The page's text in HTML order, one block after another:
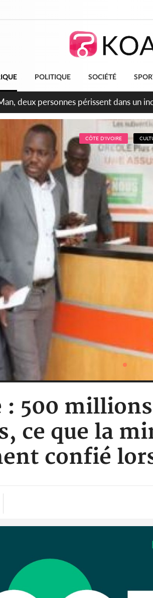
POLITIQUE SOCIÉTÉ
la célébration de la fête nationale
CÔTE D'IVOIRE
500
ce que la
confié